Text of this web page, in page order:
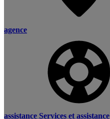
agence
assistance Services et assistance